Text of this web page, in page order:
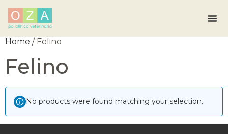
Home / Felino
Felino
No products were found matching your selection.